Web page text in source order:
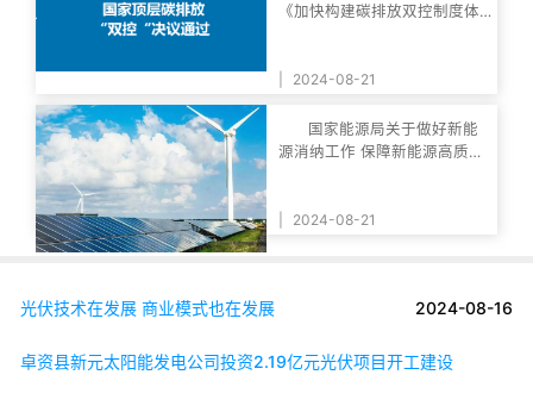
《加快构建碳排放双控制度体
2024-08-21
国家能源局关于做好新能
源消纳工作 保障新能源高质量
2024-08-21
光伏技术在发展 商业模式也在发展 2024-08-16
卓资县新元太阳能发电公司投资2.19亿元光伏项目开工建设